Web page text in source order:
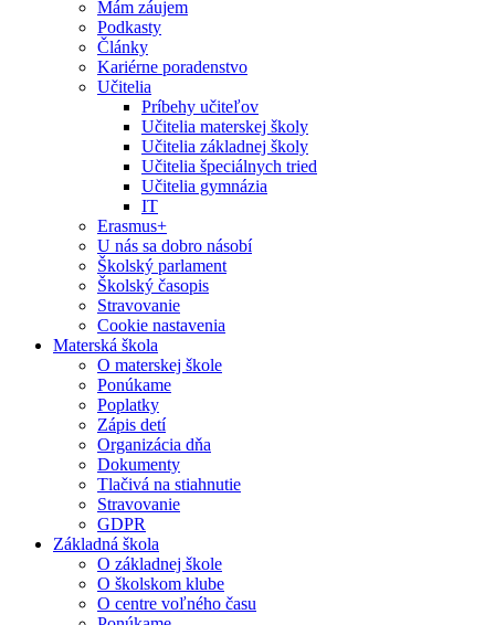
Mám záujem
Podkasty
Články
Kariérne poradenstvo
Učitelia
Príbehy učiteľov
Učitelia materskej školy
Učitelia základnej školy
Učitelia špeciálnych tried
Učitelia gymnázia
IT
Erasmus+
U nás sa dobro násobí
Školský parlament
Školský časopis
Stravovanie
Cookie nastavenia
Materská škola
O materskej škole
Ponúkame
Poplatky
Zápis detí
Organizácia dňa
Dokumenty
Tlačivá na stiahnutie
Stravovanie
GDPR
Základná škola
O základnej škole
O školskom klube
O centre voľného času